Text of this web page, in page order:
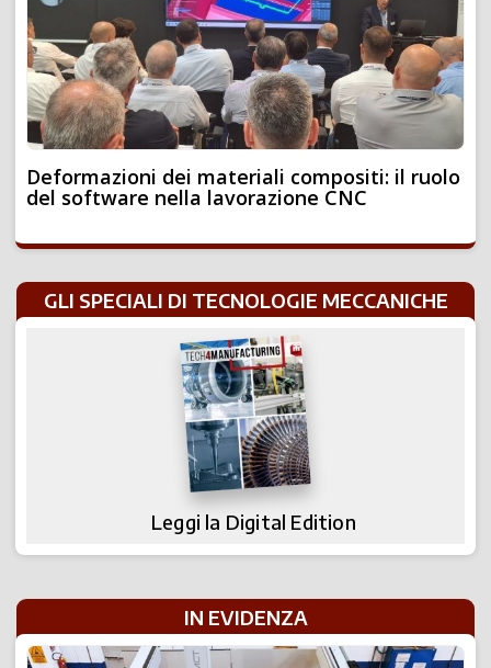
Deformazioni dei materiali compositi: il ruolo
del software nella lavorazione CNC
GLI SPECIALI DI TECNOLOGIE MECCANICHE
Leggi la Digital Edition
IN EVIDENZA